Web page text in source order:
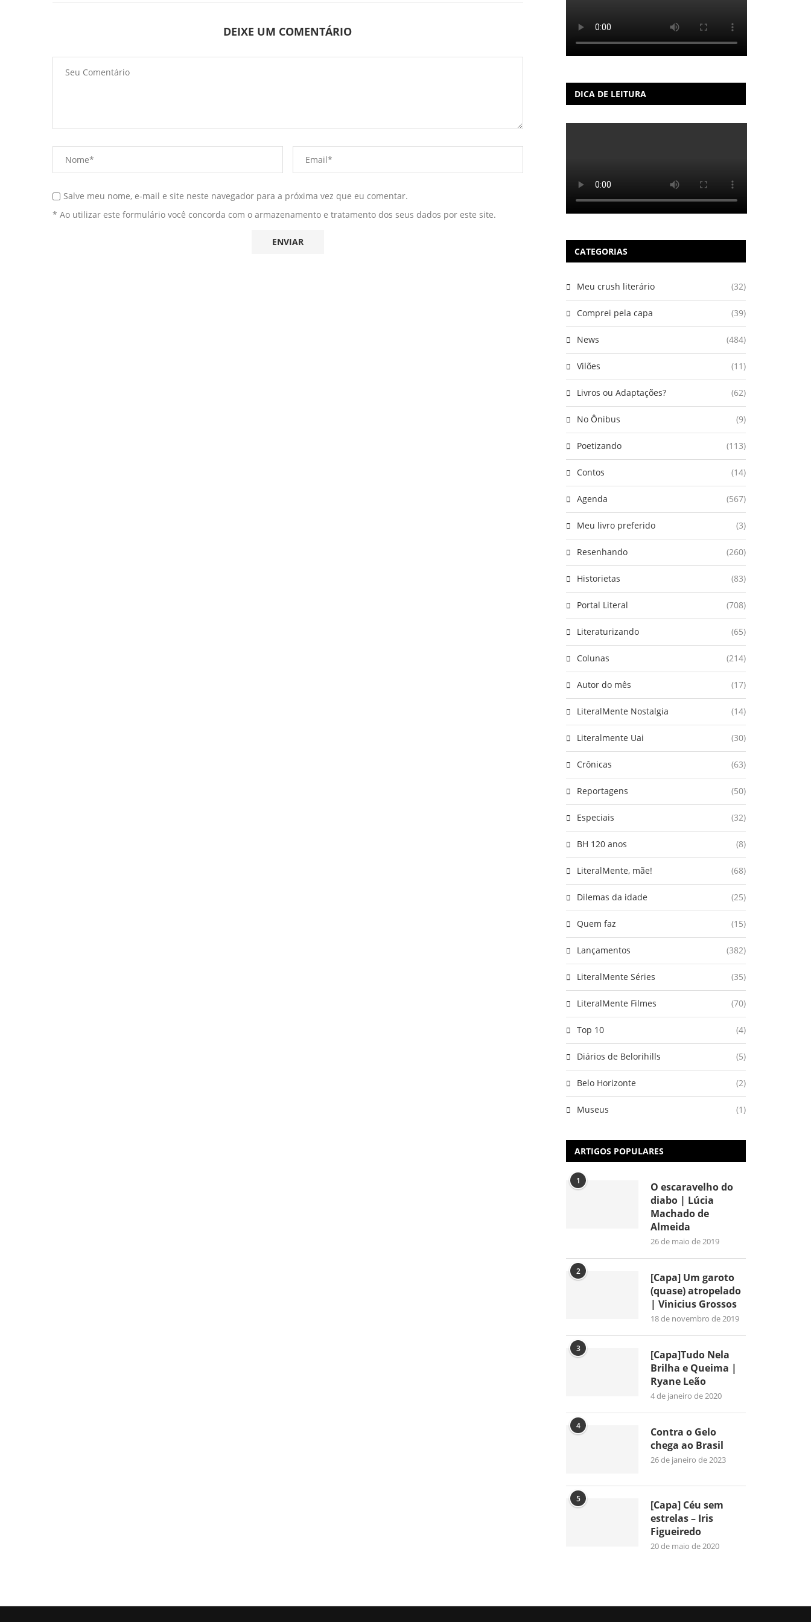
DEIXE UM COMENTÁRIO
Salve meu nome, e-mail e site neste navegador para a próxima vez que eu comentar.
* Ao utilizar este formulário você concorda com o armazenamento e tratamento dos seus dados por este site.
DICA DE LEITURA
CATEGORIAS
Meu crush literário (32)
Comprei pela capa (39)
News (484)
Vilões (11)
Livros ou Adaptações? (62)
No Ônibus (9)
Poetizando (113)
Contos (14)
Agenda (567)
Meu livro preferido (3)
Resenhando (260)
Historietas (83)
Portal Literal (708)
Literaturizando (65)
Colunas (214)
Autor do mês (17)
LiteralMente Nostalgia (14)
Literalmente Uai (30)
Crônicas (63)
Reportagens (50)
Especiais (32)
BH 120 anos (8)
LiteralMente, mãe! (68)
Dilemas da idade (25)
Quem faz (15)
Lançamentos (382)
LiteralMente Séries (35)
LiteralMente Filmes (70)
Top 10 (4)
Diários de Belorihills (5)
Belo Horizonte (2)
Museus (1)
ARTIGOS POPULARES
1
O escaravelho do
diabo | Lúcia
Machado de
Almeida
26 de maio de 2019
2
[Capa] Um garoto
(quase) atropelado
| Vinicius Grossos
18 de novembro de 2019
3
[Capa]Tudo Nela
Brilha e Queima |
Ryane Leão
4 de janeiro de 2020
4
Contra o Gelo
chega ao Brasil
26 de janeiro de 2023
5
[Capa] Céu sem
estrelas – Iris
Figueiredo
20 de maio de 2020